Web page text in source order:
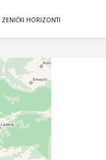
ZENIČKI HORIZONTI